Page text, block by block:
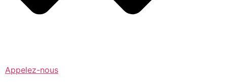
Appelez-nous